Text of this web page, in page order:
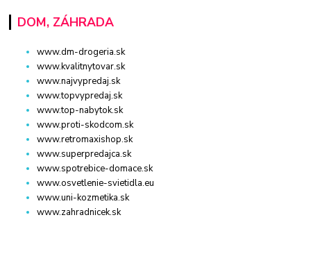
DOM, ZÁHRADA
www.dm-drogeria.sk
www.kvalitnytovar.sk
www.najvypredaj.sk
www.topvypredaj.sk
www.top-nabytok.sk
www.proti-skodcom.sk
www.retromaxishop.sk
www.superpredajca.sk
www.spotrebice-domace.sk
www.osvetlenie-svietidla.eu
www.uni-kozmetika.sk
www.zahradnicek.sk